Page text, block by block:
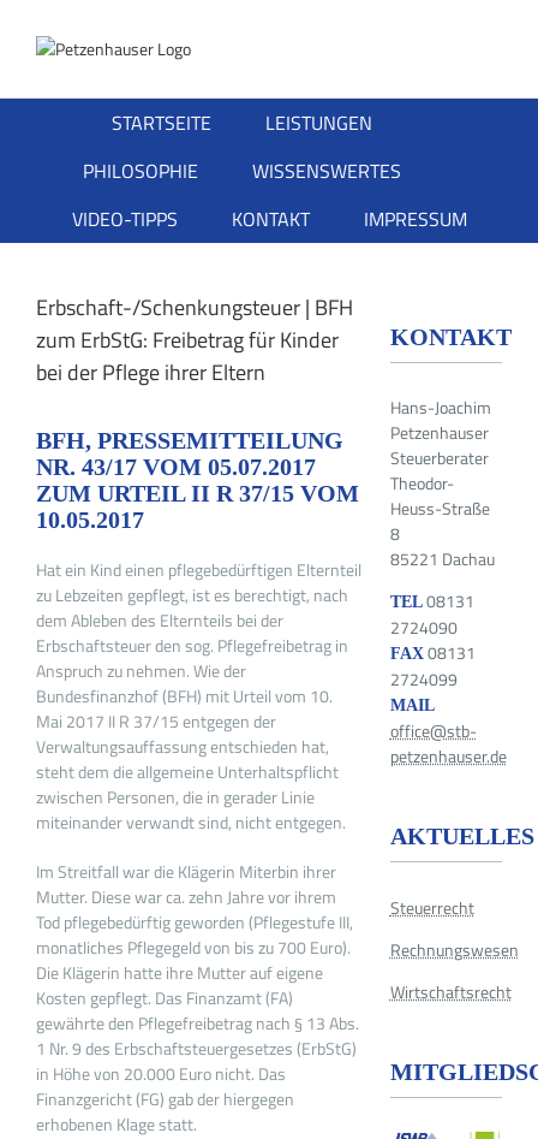
Inhalt
springen
STARTSEITE
LEISTUNGEN
PHILOSOPHIE
WISSENSWERTES
VIDEO-TIPPS
KONTAKT IMPRESSUM
Erbschaft-/Schenkungsteuer | BFH
zum ErbStG: Freibetrag für Kinder
bei der Pflege ihrer Eltern
BFH, PRESSEMITTEILUNG
NR. 43/17 VOM 05.07.2017
ZUM URTEIL II R 37/15 VOM
10.05.2017
Hat ein Kind einen pflegebedürftigen Elternteil
zu Lebzeiten gepflegt, ist es berechtigt, nach
dem Ableben des Elternteils bei der
Erbschaftsteuer den sog. Pflegefreibetrag in
Anspruch zu nehmen. Wie der
Bundesfinanzhof (BFH) mit Urteil vom 10.
Mai 2017 II R 37/15 entgegen der
Verwaltungsauffassung entschieden hat,
steht dem die allgemeine Unterhaltspflicht
zwischen Personen, die in gerader Linie
miteinander verwandt sind, nicht entgegen.
Im Streitfall war die Klägerin Miterbin ihrer
Mutter. Diese war ca. zehn Jahre vor ihrem
Tod pflegebedürftig geworden (Pflegestufe III,
monatliches Pflegegeld von bis zu 700 Euro).
Die Klägerin hatte ihre Mutter auf eigene
Kosten gepflegt. Das Finanzamt (FA)
gewährte den Pflegefreibetrag nach § 13 Abs.
1 Nr. 9 des Erbschaftsteuergesetzes (ErbStG)
in Höhe von 20.000 Euro nicht. Das
Finanzgericht (FG) gab der hiergegen
erhobenen Klage statt.
KONTAKT
Hans-Joachim
Petzenhauser
Steuerberater
Theodor-
Heuss-Straße
8
85221 Dachau
TEL08131
2724090
FAX08131
2724099
MAIL
office@stb-
petzenhauser.de
AKTUELLES
Steuerrecht
Rechnungswesen
Wirtschaftsrecht